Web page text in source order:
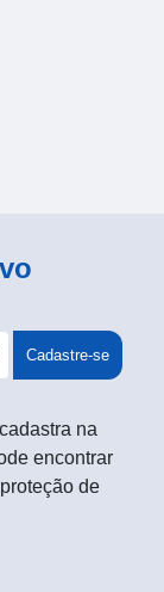
Cadastre-se
na
encontrar
de